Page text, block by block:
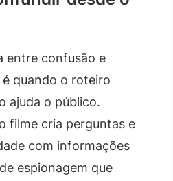
entre confusão e
quando o roteiro
ajuda o público.
filme cria perguntas e
com informações
espionagem que